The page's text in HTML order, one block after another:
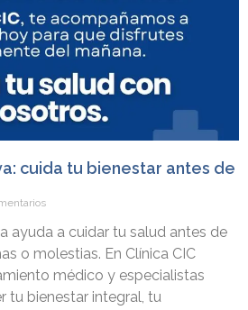
cuida tu bienestar antes de
ayuda a cuidar tu salud antes de
o molestias. En Clínica CIC
médico y especialistas
tu bienestar integral, tu